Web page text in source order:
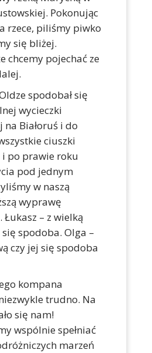
Pokonując
rzece, piliśmy piwko
się bliżej.
chcemy pojechać ze
spodobał się
wycieczki
Białoruś i do
ciuszki
po prawie roku
pod jednym
w naszą
wyprawę
– z wielką
spodoba. Olga –
czy jej się spodoba
kompana
trudno. Na
się nam!
wspólnie spełniać
marzeń